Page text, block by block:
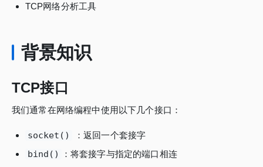
TCP网络分析工具
背景知识
TCP接口
我们通常在网络编程中使用以下几个接口：
socket() ：返回一个套接字
bind() ：将套接字与指定的端口相连